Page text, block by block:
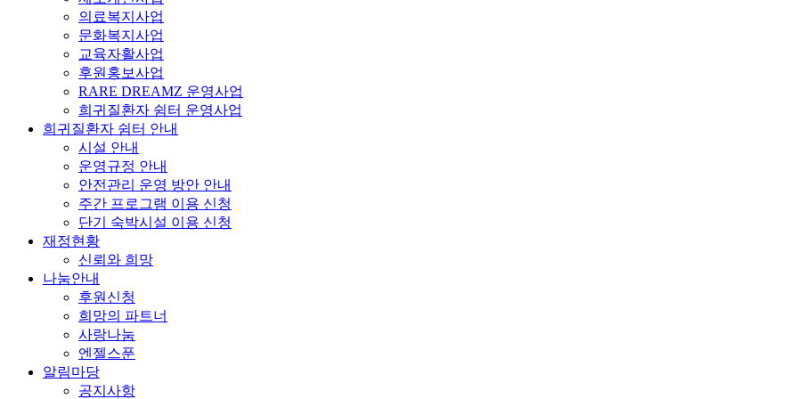
의료복지사업
문화복지사업
교육자활사업
후원홍보사업
RARE DREAMZ 운영사업
희귀질환자 쉼터 운영사업
희귀질환자 쉼터 안내
시설 안내
운영규정 안내
안전관리 운영 방안 안내
주간 프로그램 이용 신청
단기 숙박시설 이용 신청
재정현황
신뢰와 희망
나눔안내
후원신청
희망의 파트너
사랑나눔
엔젤스푼
알림마당
공지사항